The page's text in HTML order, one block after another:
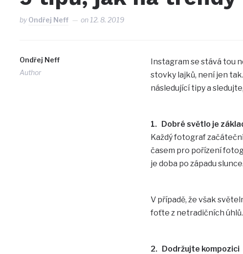
byOndřej Neff on 12. 8. 2019
Ondřej Neff
Author
Instagram se stává tou
stovky lajků, není jen
následující tipy a
1. Dobré světlo je
Každý fotograf
časem pro pořízení
je doba po západu slunce.
V případě, že však
foťte z netradičních
2. Dodržujte kompozici